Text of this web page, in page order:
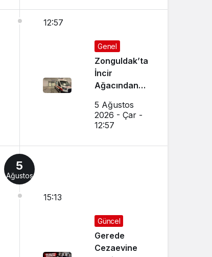
12:57
Genel
Zonguldak’ta
İncir
Ağacından
Ağır
Yaralandı
5 Ağustos
2026 - Çar -
12:57
5
Ağustos
15:13
Güncel
Gerede
Cezaevine